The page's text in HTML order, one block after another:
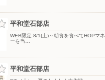
平和堂石部店
WEB限定 8/1(土)～朝食を食べてHOPマネ
ーを当…
平和堂石部店